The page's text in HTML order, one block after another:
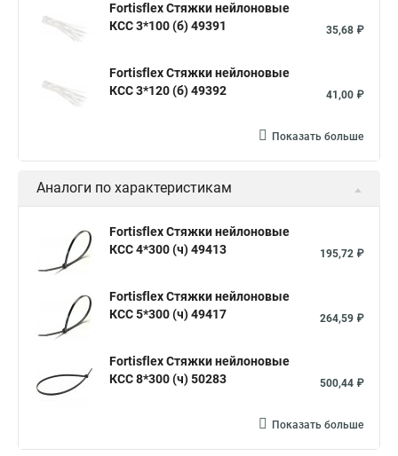
Стяжки для кабелей металлические
Хомут стяжка это Хомут стяжка саморез
Купить стяжки кабельную
Хорошие стяжки
Хомуты стяжки нейлон Хомуты стяжки труба
Стяжки маркеры Стяжка нейлоновые 100шт черные
Прайс на цены по стяжке Площадка для стяжки купить
Стяжки толстые Стяжка монтажная с площадкой
Стяжка крепления
Стяжка в 10 это Стяжка хомутов шруса
Стяжки жгуты
Fortisflex Стяжки нейлоновые
КСС 3*100 (б) 49391
35,68 ₽
Fortisflex Стяжки нейлоновые
КСС 3*120 (б) 49392
41,00 ₽
Показать больше
Аналоги по характеристикам
Fortisflex Стяжки нейлоновые
КСС 4*300 (ч) 49413
195,72 ₽
Fortisflex Стяжки нейлоновые
КСС 5*300 (ч) 49417
264,59 ₽
Fortisflex Стяжки нейлоновые
КСС 8*300 (ч) 50283
500,44 ₽
Показать больше